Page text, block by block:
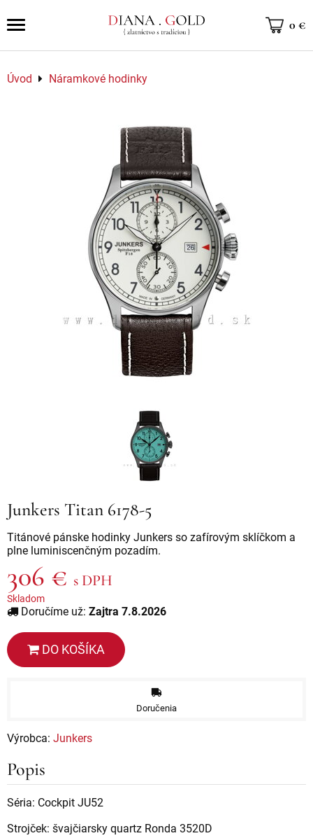
0 €
Úvod Náramkové hodinky
Junkers Titan 6178-5
Titánové pánske hodinky Junkers so zafírovým sklíčkom a
plne luminiscenčným pozadím.
306 € s DPH
Skladom
Doručíme už: Zajtra 7.8.2026
DO KOŠÍKA
Doručenia
Výrobca: Junkers
Popis
Séria: Cockpit JU52
Strojček: švajčiarsky quartz Ronda 3520D